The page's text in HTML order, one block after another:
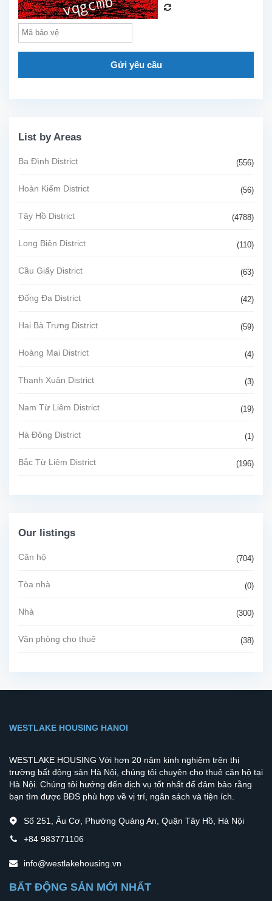
Gửi yêu cầu
List by Areas
Ba Đình District (556)
Hoàn Kiếm District (56)
Tây Hồ District (4788)
Long Biên District (110)
Cầu Giấy District (63)
Đống Đa District (42)
Hai Bà Trưng District (59)
Hoàng Mai District (4)
Thanh Xuân District (3)
Nam Từ Liêm District (19)
Hà Đông District (1)
Bắc Từ Liêm District (196)
Our listings
Căn hộ (704)
Tòa nhà (0)
Nhà (300)
Văn phòng cho thuê (38)
WESTLAKE HOUSING HANOI
WESTLAKE HOUSING Với hơn 20 năm kinh nghiệm trên thị
trường bất động sản Hà Nội, chúng tôi chuyên cho thuê căn hộ tại
Hà Nội. Chúng tôi hướng đến dịch vụ tốt nhất để đảm bảo rằng
bạn tìm được BĐS phù hợp về vị trí, ngân sách và tiện ích.
Số 251, Âu Cơ, Phường Quảng An, Quận Tây Hồ, Hà Nội
+84 983771106
info@westlakehousing.vn
BẤT ĐỘNG SẢN MỚI NHẤT